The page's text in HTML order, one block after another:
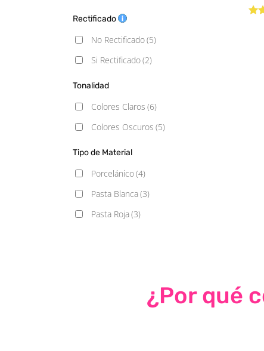
45x45 (1)
(2)
60x60 - 20mm
Rectificado
No Rectificado(5)
Si Rectificado(2)
Tonalidad
Colores Claros (6)
Colores Oscuros (5)
Tipo de Material
Porcelánico(4)
Pasta Blanca(3)
Pasta Roja(3)
¿Por qué